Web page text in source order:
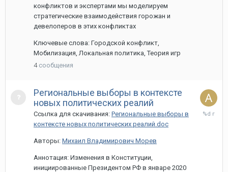
конфликтов и экспертами мы моделируем
стратегические взаимодействия горожан и
девелоперов в этих конфликтах
Ключевые слова: Городской конфликт,
Мобилизация, Локальная политика, Теория игр
4 сообщения
Региональные выборы в контексте
новых политических реалий
Ссылка для скачивания: Региональные выборы в
контексте новых политических реалий.doc
Авторы: Михаил Владимирович Морев
Аннотация: Изменения в Конституции,
инициированные Президентом РФ в январе 2020
27